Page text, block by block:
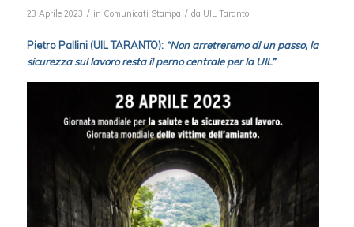
23 Aprile 2023 / in Comunicati Stampa / da UIL Taranto
Pietro Pallini (UIL TARANTO): “Non arretreremo di un passo, la
sicurezza sul lavoro resta il perno centrale per la UIL”